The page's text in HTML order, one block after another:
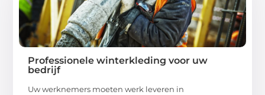
Professionele winterkleding voor uw
bedrijf
Uw werknemers moeten werk leveren in